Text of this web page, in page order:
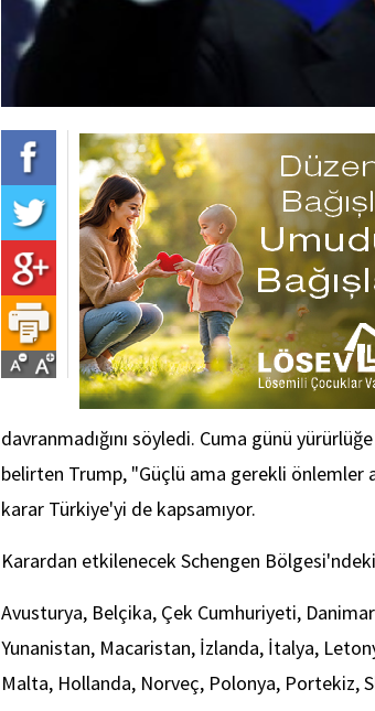
davranmadığını söyledi. Cuma günü
belirten Trump, "Güçlü ama gerekli önlemler
karar Türkiye'yi de kapsamıyor.
Karardan etkilenecek Schengen
Avusturya, Belçika, Çek Cumhuriyeti,
Yunanistan, Macaristan, İzlanda, İtalya,
Malta, Hollanda, Norveç, Polonya, Portekiz,